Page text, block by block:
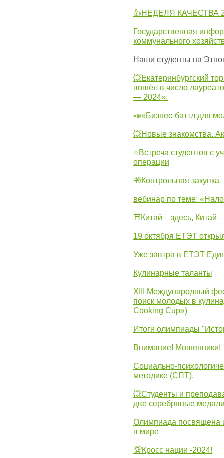
👍НЕДЕЛЯ КАЧЕСТВА
Государственная
коммунального
Наши студенты на
💥Екатеринбургский
вошёл в число
— 2024».
📣«Бизнес-баттл для
💥Новые знакомства.
⭐Встреча студентов с
операции
🎁Контрольная закупка
вебинар по теме:
⛩Китай – здесь, Китай
19 октября ЕТЭТ
Уже завтра в ЕТЭТ
Кулинарные таланты
XIII Международный
поиск молодых в
Cooking Cup»)
Итоги олимпиады
Внимание! Мошенники!
Социально-
методике (СПТ).
💥Студенты и
две серебряные
Олимпиада посвящена
в мире
🏆Кросс нации -2024!